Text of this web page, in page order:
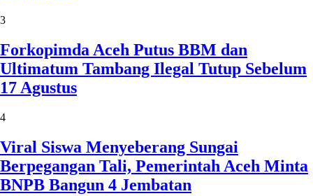
3
Forkopimda Aceh Putus BBM dan
Ultimatum Tambang Ilegal Tutup Sebelum
17 Agustus
4
Viral Siswa Menyeberang Sungai
Berpegangan Tali, Pemerintah Aceh Minta
BNPB Bangun 4 Jembatan